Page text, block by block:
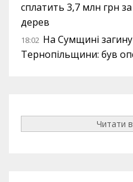
сплатить 3,7 млн грн
дерев
18:02 На Сумщині
Тернопільщини: був
Читати